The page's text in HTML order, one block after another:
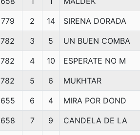
779 2 14 SIRENA DORADA
782 3 5 UN BUEN COMBA
782 4 10 ESPERATE NO M
782 5 6 MUKHTAR
655 6 4 MIRA POR DOND
658 7 9 CANDELA DE LA